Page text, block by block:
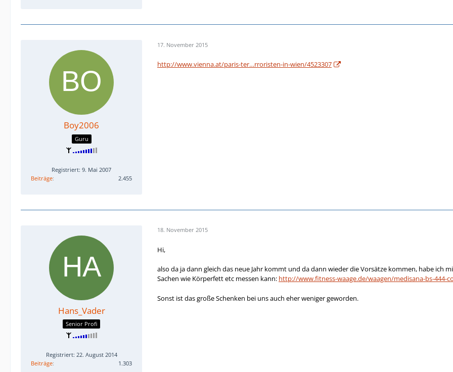
Boy2006
Guru
Registriert: 9. Mai 2007
Beiträge
2.455
17. November 2015
http://www.vienna.at/paris-ter…rroristen-in-wien/4523307
Hans_Vader
Senior Profi
Registriert: 22. August 2014
Beiträge
1.303
18. November 2015
Hi,
also da ja dann gleich das neue Jahr kommt und da dann wieder die Vorsätze kommen, habe ich
Sachen wie Körperfett etc messen kann: http://www.fitness-waage.de/waagen/medisana-bs-444-
Sonst ist das große Schenken bei uns auch eher weniger geworden.